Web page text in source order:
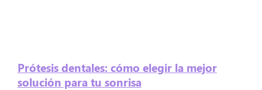
Prótesis dentales: cómo elegir la mejor
solución para tu sonrisa